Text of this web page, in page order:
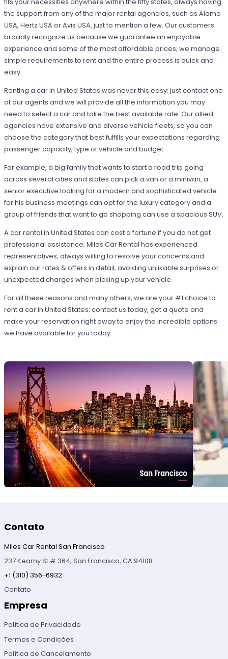
fits your necessities anywhere within the fifty states, always having
the support from any of the major rental agencies, such as Alamo
USA, Hertz USA or Avis USA, just to mention a few. Our customers
broadly recognize us because we guarantee an enjoyable
experience and some of the most affordable prices; we manage
simple requirements to rent and the entire process is quick and
easy.
Renting a car in United States was never this easy; just contact one
of our agents and we will provide all the information you may
need to select a car and take the best available rate. Our allied
agencies have extensive and diverse vehicle fleets, so you can
choose the category that best fulfills your expectations regarding
passenger capacity, type of vehicle and budget.
For example, a big family that wants to start a road trip going
across several cities and states can pick a van or a minivan, a
senior executive looking for a modern and sophisticated vehicle
for his business meetings can opt for the luxury category and a
group of friends that want to go shopping can use a spacious SUV.
A car rental in United States can cost a fortune if you do not get
professional assistance; Miles Car Rental has experienced
representatives, always willing to resolve your concerns and
explain our rates & offers in detail, avoiding unlikable surprises or
unexpected charges when picking up your vehicle.
For all these reasons and many others, we are your #1 choice to
rent a car in United States; contact us today, get a quote and
make your reservation right away to enjoy the incredible options
we have available for you today.
Contato
Miles Car Rental San Francisco
237 Kearny St # 364, San Francisco, CA 94108
+1 (310) 356-6932
Contato
Empresa
Política de Privacidade
Termos e Condições
Política de Cancelamento